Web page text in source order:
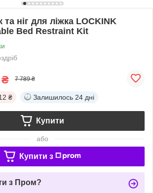
та ніг для ліжка LOCKINK
Bed Restraint Kit
₴ 7 789 ₴
₴ Залишилось 24 дні
Купити
або
Купити з
з Пром?